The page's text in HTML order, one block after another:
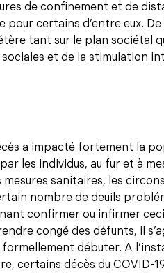
de confinement et de
certains d’entre eux.
tant sur le plan sociétal
et de la stimulation
a impacté fortement la
les individus, au fur et à
sanitaires, les
nombre de deuils
confirmer ou infirmer
congé des défunts, il
débuter. A
certains décès du COVID-